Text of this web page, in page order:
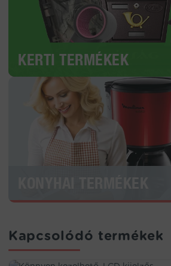
KERTI TERMÉKEK
Kapcsolódó termékek